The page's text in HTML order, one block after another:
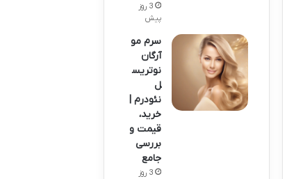
3 روز
پیش
سرم مو
آرگان
نوتریس
ل
نئودرم |
خرید،
قیمت و
بررسی
جامع
3 روز